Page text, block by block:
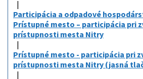
Participácia a odpadové
Prístupné mesto – participácia pri
prístupnosti mesta Nitry
Prístupné mesto - participácia pri
prístupnosti mesta Nitry (jasná